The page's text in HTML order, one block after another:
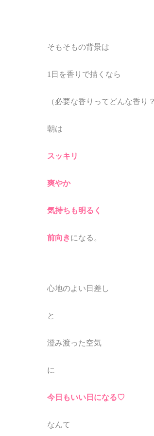
そもそもの背景は
1日を香りで描くなら
（必要な香りってどんな香り
朝は
スッキリ
爽やか
気持ちも明るく
前向きになる。
心地のよい日差し
と
澄み渡った空気
に
今日もいい日になる♡
なんて